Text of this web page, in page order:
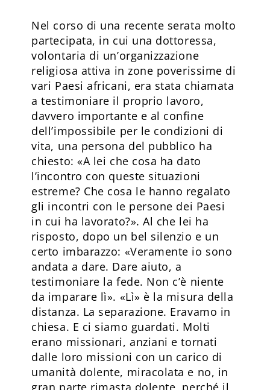
Nel corso di una recente serata molto
partecipata, in cui una dottoressa,
volontaria di un’organizzazione
religiosa attiva in zone poverissime di
vari Paesi africani, era stata chiamata
a testimoniare il proprio lavoro,
davvero importante e al confine
dell’impossibile per le condizioni di
vita, una persona del pubblico ha
chiesto: «A lei che cosa ha dato
l’incontro con queste situazioni
estreme? Che cosa le hanno regalato
gli incontri con le persone dei Paesi
in cui ha lavorato?». Al che lei ha
risposto, dopo un bel silenzio e un
certo imbarazzo: «Veramente io sono
andata a dare. Dare aiuto, a
testimoniare la fede. Non c’è niente
da imparare lì». «Lì» è la misura della
distanza. La separazione. Eravamo in
chiesa. E ci siamo guardati. Molti
erano missionari, anziani e tornati
dalle loro missioni con un carico di
umanità dolente, miracolata e no, in
gran parte rimasta dolente, perché il